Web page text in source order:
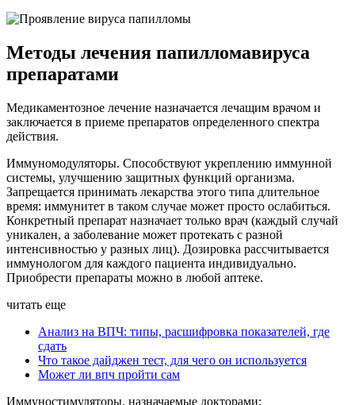
Методы лечения папилломавируса
препаратами
Медикаментозное лечение назначается лечащим врачом и
заключается в приеме препаратов определенного спектра
действия.
Иммуномодуляторы. Способствуют укреплению иммунной
системы, улучшению защитных функций организма.
Запрещается принимать лекарства этого типа длительное
время: иммунитет в таком случае может просто ослабиться.
Конкретный препарат назначает только врач (каждый случай
уникален, а заболевание может протекать с разной
интенсивностью у разных лиц). Дозировка рассчитывается
иммунологом для каждого пациента индивидуально.
Приобрести препараты можно в любой аптеке.
читать еще
Анализ на ВПЧ: типы, расшифровка показателей, где
сдать
Что такое дайджен тест, для чего он используется
Может ли впч пройти сам
Иммуностимуляторы, назначаемые докторами: